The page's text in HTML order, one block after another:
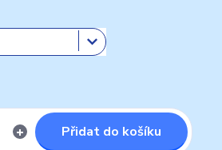
Přidat do košíku